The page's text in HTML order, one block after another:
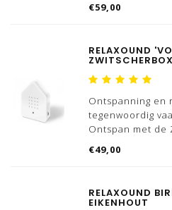
'vogelhuizen'
Wist jij dat
Dat is nou exact
€59,00
RELAXOUND
ZWITSCHERBOX
Ontspanning en
tegenwoordig
Ontspan met de
'vogelhuizen'
Dat is nou exact
€49,00
RELAXOUND
EIKENHOUT